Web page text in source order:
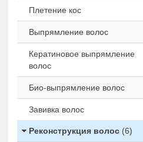
Плетение кос
Выпрямление волос
Кератиновое выпрямление
волос
Био-выпрямление волос
Завивка волос
Реконструкция волос (6)